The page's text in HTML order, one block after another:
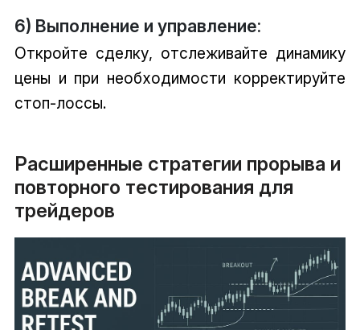
6) Выполнение и управление:
Откройте сделку, отслеживайте динамику
цены и при необходимости корректируйте
стоп-лоссы.
Расширенные стратегии прорыва и
повторного тестирования для
трейдеров